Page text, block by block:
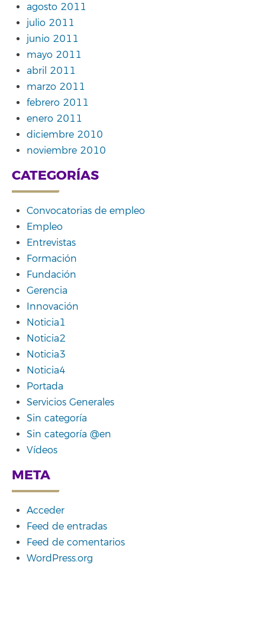
agosto 2011
julio 2011
junio 2011
mayo 2011
abril 2011
marzo 2011
febrero 2011
enero 2011
diciembre 2010
noviembre 2010
CATEGORÍAS
Convocatorias de empleo
Empleo
Entrevistas
Formación
Fundación
Gerencia
Innovación
Noticia1
Noticia2
Noticia3
Noticia4
Portada
Servicios Generales
Sin categoría
Sin categoría @en
Vídeos
META
Acceder
Feed de entradas
Feed de comentarios
WordPress.org